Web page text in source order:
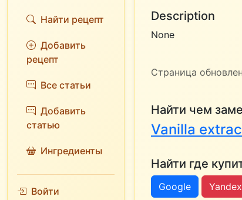
Найти рецепт
Добавить
рецепт
Все статьи
Добавить
статью
Ингредиенты
Войти
Description
None
Страница
Найти чем
Vanilla
Найти где
Google Yandex